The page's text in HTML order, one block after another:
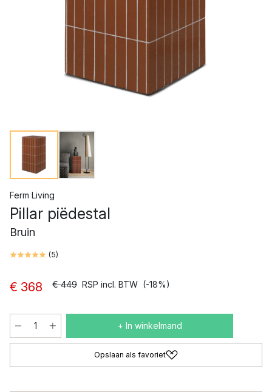
Ferm Living
Pillar piëdestal
Bruin
(5)
€ 368 € 449 RSP incl. BTW (-18%)
+ In winkelmand
Opslaan als favoriet